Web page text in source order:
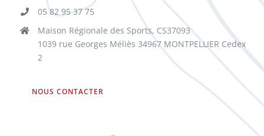
05 82 95 37 75
Maison Régionale des Sports, CS37093
1039 rue Georges Méliès 34967 MONTPELLIER Cedex
2
NOUS CONTACTER